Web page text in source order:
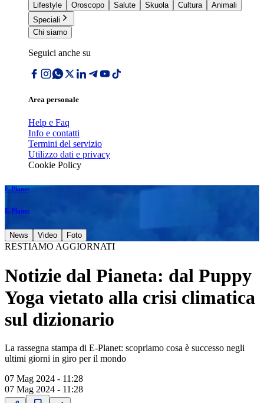
Lifestyle
Oroscopo Salute Skuola Cultura
Animali
Speciali
Chi siamo
Seguici anche su
Area personale
Help e Faq
Info e contatti
Termini del servizio
Utilizzo dati e privacy
Cookie Policy
E-Planet
E-Planet
News Video Foto
RESTIAMO AGGIORNATI
Notizie dal Pianeta: dal Puppy
Yoga vietato alla crisi climatica
sul dizionario
La rassegna stampa di E-Planet: scopriamo cosa è successo negli
ultimi giorni in giro per il mondo
07 Mag 2024 - 11:28
07 Mag 2024 - 11:28